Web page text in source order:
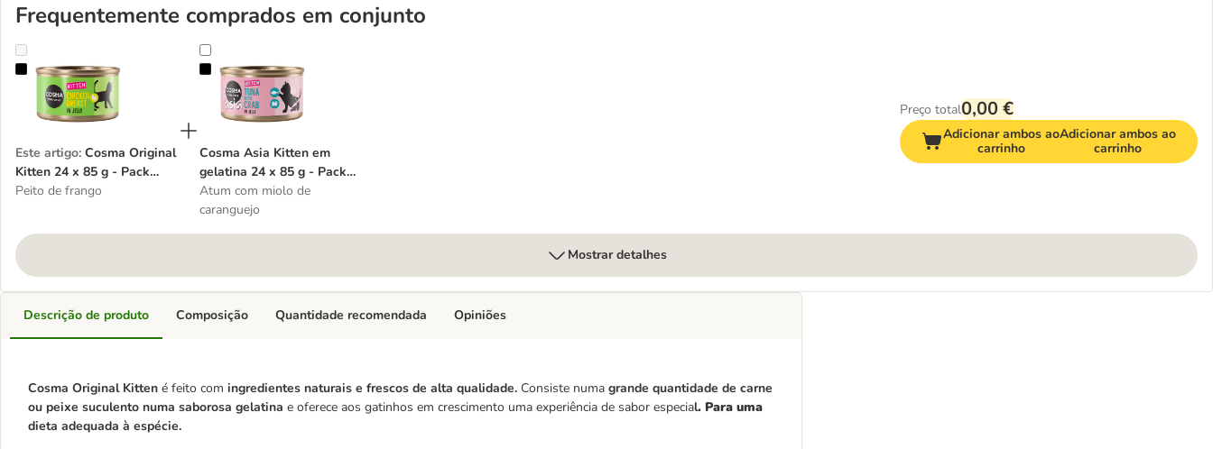
Frequentemente comprados em conjunto
Cosma Original Kitten 24 x 85 g - Pack económico
Este artigo: Cosma Original
Kitten 24 x 85 g - Pack
económico
Peito de frango
Cosma Asia Kitten em gelatina 24 x 85 g - Pack económico
Cosma Asia Kitten em
gelatina 24 x 85 g - Pack
económico
Atum com miolo de
caranguejo
Preço total0,00 €
Adicionar ambos ao
carrinho
Adicionar ambos ao
carrinho
Mostrar detalhes
Descrição de produto
Cosma Original Kitten é feito com ingredientes naturais e frescos de alta qualidade. Consiste numa grande quantidade de carne
ou peixe suculento numa saborosa gelatina e oferece aos gatinhos em crescimento uma experiência de sabor especial. Para uma
dieta adequada à espécie.
Composição Quantidade recomendada Opiniões